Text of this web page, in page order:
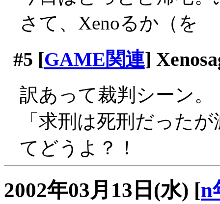
さて、Xenoるか（を
#5 [GAME関連]
訳あって裁判シーン。
「求刑は死刑だった
てどうよ？！
2002年03月13日(水) [n